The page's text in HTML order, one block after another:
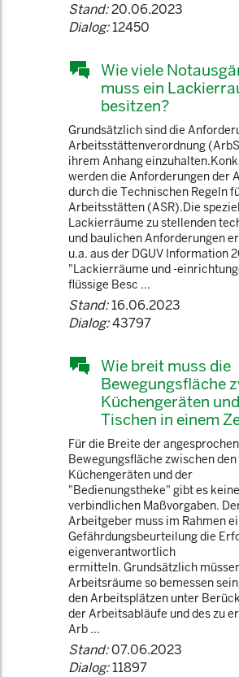
Stand:20.06.2023
Dialog:12450
Wie viele
muss ein
besitzen?
Grundsätzlich sind die
Arbeitsstättenverordnung
ihrem Anhang
werden die Anforderungen der
durch die Technischen Regeln
Arbeitsstätten (ASR).Die
Lackierräume zu stellenden
und baulichen Anforderungen
u.a. aus der DGUV Information
"Lackierräume und -
flüssige Besc ...
Stand:16.06.2023
Dialog:43797
Wie breit muss die
Bewegungsfläche
Küchengeräten und
Tischen in einem
Für die Breite der
Bewegungsfläche zwischen den
Küchengeräten und der
"Bedienungstheke" gibt es keine
verbindlichen Maßvorgaben.
Arbeitgeber muss im Rahmen
Gefährdungsbeurteilung die
eigenverantwortlich
ermitteln. Grundsätzlich
Arbeitsräume so bemessen
den Arbeitsplätzen unter
der Arbeitsabläufe und des zu
Arb ...
Stand:07.06.2023
Dialog:11897